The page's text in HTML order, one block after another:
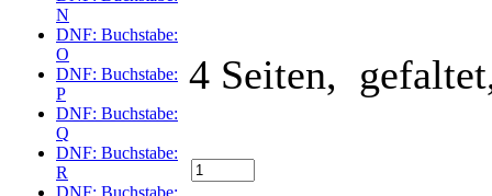
N
DNF: Buchstabe:
O
DNF: Buchstabe:
P
DNF: Buchstabe:
Q
DNF: Buchstabe:
R
DNF: Buchstabe:
4 Seiten,